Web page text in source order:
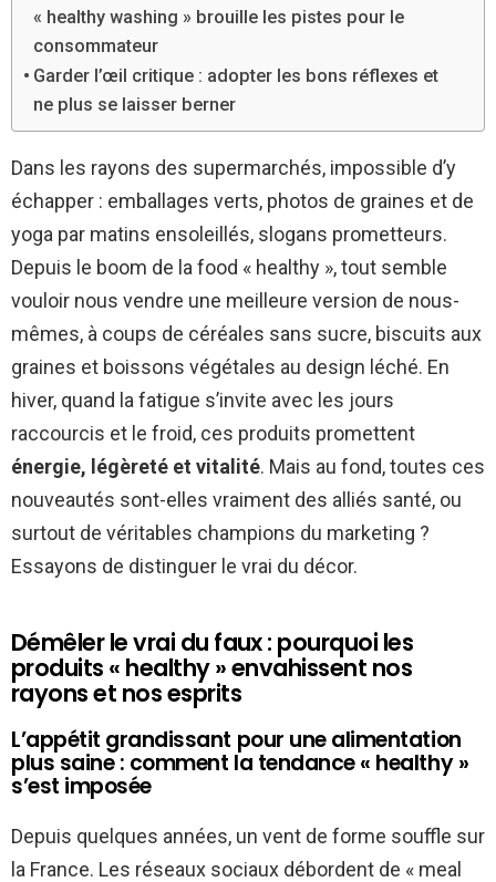
« healthy washing » brouille les pistes pour le
consommateur
Garder l’œil critique : adopter les bons réflexes et
ne plus se laisser berner
Dans les rayons des supermarchés, impossible d’y
échapper : emballages verts, photos de graines et de
yoga par matins ensoleillés, slogans prometteurs.
Depuis le boom de la food « healthy », tout semble
vouloir nous vendre une meilleure version de nous-
mêmes, à coups de céréales sans sucre, biscuits aux
graines et boissons végétales au design léché. En
hiver, quand la fatigue s’invite avec les jours
raccourcis et le froid, ces produits promettent
énergie, légèreté et vitalité. Mais au fond, toutes ces
nouveautés sont-elles vraiment des alliés santé, ou
surtout de véritables champions du marketing ?
Essayons de distinguer le vrai du décor.
Démêler le vrai du faux : pourquoi les
produits « healthy » envahissent nos
rayons et nos esprits
L’appétit grandissant pour une alimentation
plus saine : comment la tendance « healthy »
s’est imposée
Depuis quelques années, un vent de forme souffle sur
la France. Les réseaux sociaux débordent de « meal